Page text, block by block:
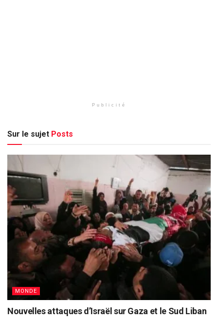
Publicité
Sur le sujet Posts
MONDE
Nouvelles attaques d’Israël sur Gaza et le Sud Liban